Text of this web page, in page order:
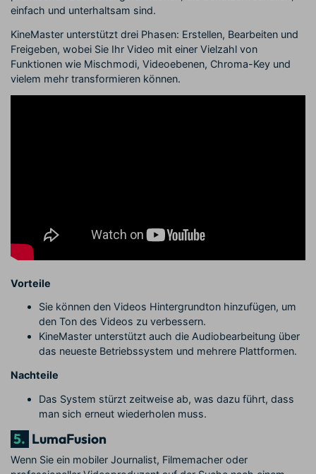
einfach und unterhaltsam sind.
KineMaster unterstützt drei Phasen: Erstellen, Bearbeiten und
Freigeben, wobei Sie Ihr Video mit einer Vielzahl von
Funktionen wie Mischmodi, Videoebenen, Chroma-Key und
vielem mehr transformieren können.
Vorteile
Sie können den Videos Hintergrundton hinzufügen, um
den Ton des Videos zu verbessern.
KineMaster unterstützt auch die Audiobearbeitung über
das neueste Betriebssystem und mehrere Plattformen.
Nachteile
Das System stürzt zeitweise ab, was dazu führt, dass
man sich erneut wiederholen muss.
5. LumaFusion
Wenn Sie ein mobiler Journalist, Filmemacher oder